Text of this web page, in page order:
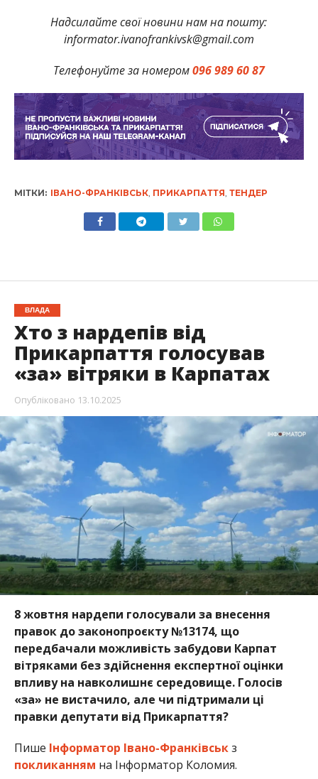
Надсилайте свої новини нам на пошту:
informator.ivanofrankivsk@gmail.com
Телефонуйте за номером096 989 60 87
МІТКИ: ІВАНО-ФРАНКІВСЬК, ПРИКАРПАТТЯ ТЕНДЕР
ВЛАДА
Хто з нардепів від
Прикарпаття голосував
«за» вітряки в Карпатах
Опубліковано 13.10.2025
8 жовтня нардепи голосували за внесення
правок до законопроєкту №13174, що
передбачали можливість забудови Карпат
вітряками без здійснення експертної оцінки
впливу на навколишнє середовище. Голосів
«за» не вистачило, але чи підтримали ці
правки депутати від Прикарпаття?
Пише Інформатор Івано-Франківськз
покликанням на Інформатор Коломия.